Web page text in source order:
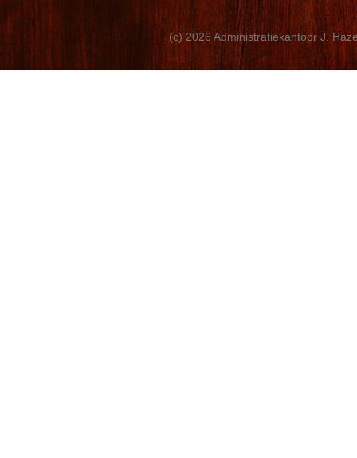
(c) 2026 Administratiekantoor J.